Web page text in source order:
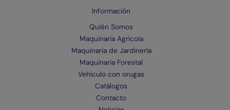
Información
Quién Somos
Maquinaria Agrícola
Maquinaria de Jardinería
Maquinaria Forestal
Vehículo con orugas
Catálogos
Contacto